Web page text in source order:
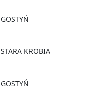
GOSTYŃ
STARA KROBIA
GOSTYŃ